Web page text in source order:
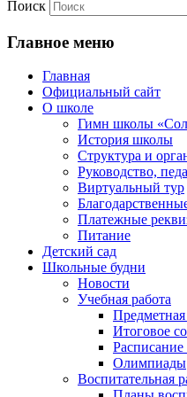
Поиск
Главное меню
Главная
Официальный сайт
О школе
Гимн школы
История школы
Структура и
Руководство,
Виртуальный тур
Платежные
Питание
Детский сад
Школьные будни
Новости
Учебная работа
Предметная
Итоговое
Олимпиады
Воспитательная